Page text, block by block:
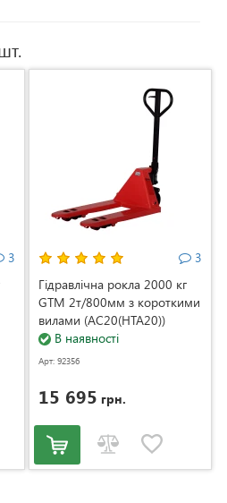
3
3
Гідравлічна рокла 2000 кг
GTM 2т/800мм з короткими
вилами (AC20(HTA20))
В наявності
Арт: 92356
15 695 грн.